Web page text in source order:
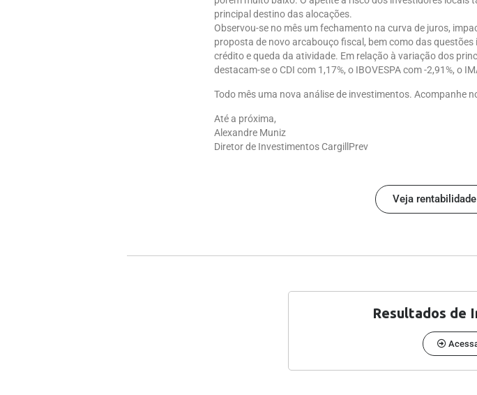
principal destino das alocações.
Observou-se no mês um fechamento na curva de juros,
proposta de novo arcabouço fiscal, bem como das
crédito e queda da atividade. Em relação à variação dos
destacam-se o CDI com 1,17%, o IBOVESPA com -2,91%, o
Todo mês uma nova análise de investimentos. Acompanhe
Até a próxima,
Alexandre Muniz
Diretor de Investimentos CargillPrev
Veja
Resultados de